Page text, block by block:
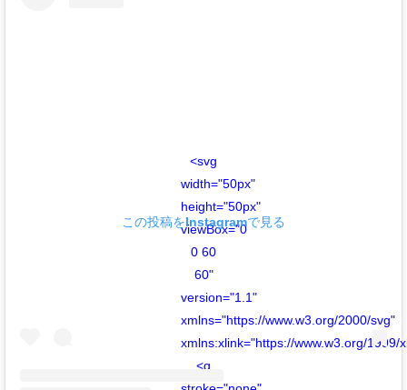
<svg
width="50px"
height="50px"
viewBox="0
0 60
60"
version="1.1"
xmlns="https://www.w3.org/2000/svg"
xmlns:xlink="https://www.w3.org/1999/
<g
この投稿をInstagramで見る